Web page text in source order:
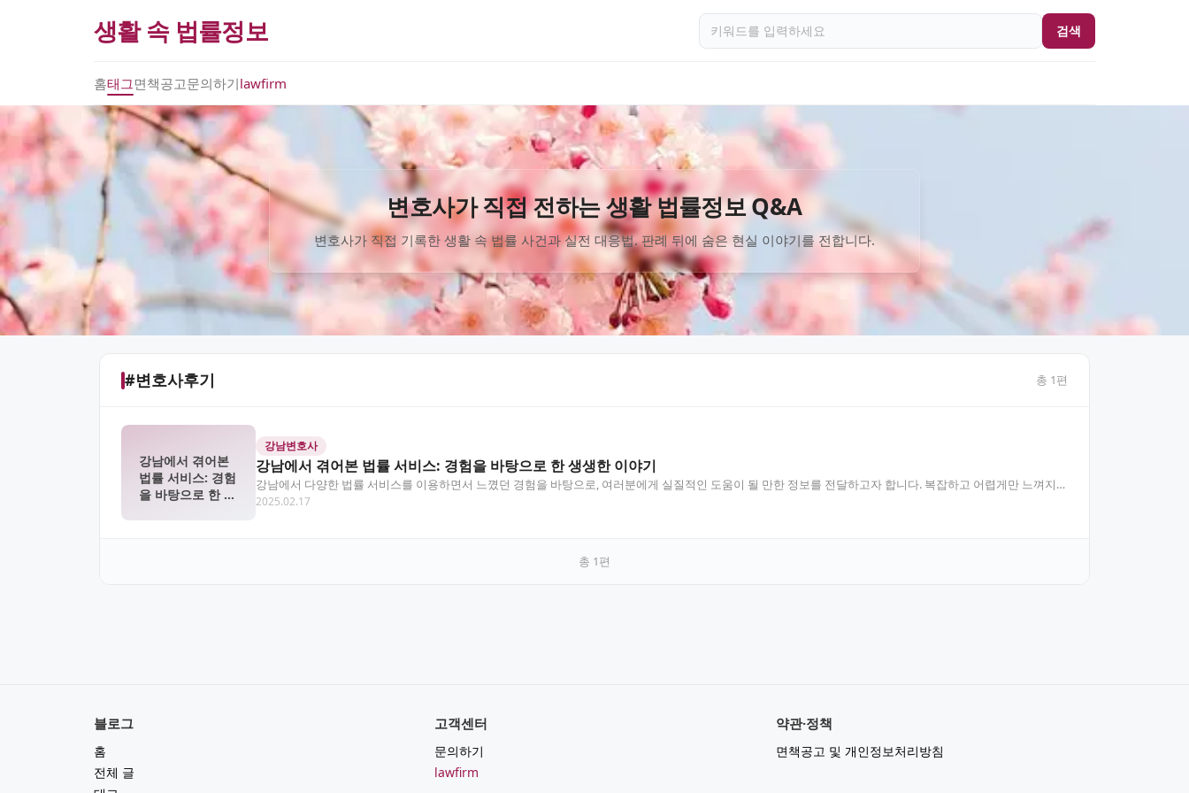
생활 속 법률정보 검색
홈태그면책공고문의하기lawfirm
변호사가 직접 전하는 생활 법률정보 Q&A
변호사가 직접 기록한 생활 속 법률 사건과 실전 대응법. 판례 뒤에 숨은 현실 이야기를 전합니다.
#변호사후기 총 1편
강남에서 겪어본
법률 서비스: 경험
을 바탕으로 한 생
강남변호사
강남에서 겪어본 법률 서비스: 경험을 바탕으로 한 생생한 이야기
강남에서 다양한 법률 서비스를 이용하면서 느꼈던 경험을 바탕으로, 여러분에게 실질적인 도움이 될 만한 정보를 전달하고자 합니다. 복잡하고 어렵게만 느껴지는
법률 문제, 어떻게 접근…
2025.02.17
총 1편
블로그
홈
전체 글
고객센터
문의하기
lawfirm
약관·정책
면책공고 및 개인정보처리방침